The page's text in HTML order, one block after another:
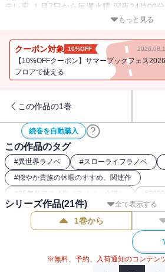
テレ東 １月7日から毎週水曜 深夜24時00分
ＢＳテレ東 １月8日から毎週木曜 深夜24時
（リピート放送：毎週月曜 9時30分～／毎
※放送日時は予告なく変更となる場合がご
最強の三人。いざ、新たな依頼の遂行へ！
癒し系異世界冒険ファンタジー第19弾！
書き下ろし短編収録！
書き下ろし短編「クァト、奮起する」収録
【あらすじ】
湖上の国サルスに引き続き滞在中のリゼル
そこに待ち受けていたのは、三人が思わ
もっと見る
クーポン対象 10%OFF
【10%OFFクーポン】サマーブックフェス
フロアで使える
この作品の1巻
続巻を自動購入
この作品のタグ
#異世界ラノベ #スローライフラノベ
#穏やか貴族の休暇のすすめ。関連作
#26年冬アニメ化（ラノベ・小説） #
#なろう発小説・ラノベ
全て表示する
シリーズ作品(21件)
1巻から
※無料、予約、入荷通知のコンテン